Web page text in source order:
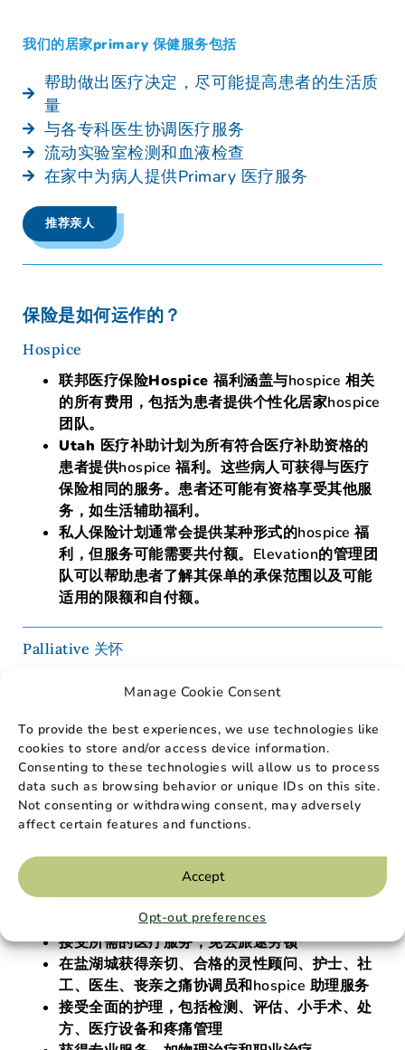
Manage Cookie Consent
To provide the best experiences, we use technologies like
cookies to store and/or access device information.
Consenting to these technologies will allow us to process
data such as browsing behavior or unique IDs on this site.
Not consenting or withdrawing consent, may adversely
affect certain features and functions.
Accept
Opt-out preferences
我们的居家primary 保健服务包括
帮助做出医疗决定，尽可能提高患者的生活质
量
与各专科医生协调医疗服务
流动实验室检测和血液检查
在家中为病人提供Primary 医疗服务
推荐亲人
保险是如何运作的？
Hospice
联邦医疗保险Hospice 福利涵盖与hospice 相关
的所有费用，包括为患者提供个性化居家hospice
团队。
Utah 医疗补助计划为所有符合医疗补助资格的
患者提供hospice 福利。这些病人可获得与医疗
保险相同的服务。患者还可能有资格享受其他服
务，如生活辅助福利。
私人保险计划通常会提供某种形式的hospice 福
利，但服务可能需要共付额。Elevation的管理团
队可以帮助患者了解其保单的承保范围以及可能
适用的限额和自付额。
Palliative 关怀
流动Primary 保健
推荐亲人
我们对您的承诺
家人提供帮助和安慰。我们高素质的专家团队为您提供
全面的医疗、精神和情感护理。我们始终将病人的需求
接受所需的医疗服务，免去旅途劳顿
在盐湖城获得亲切、合格的灵性顾问、护士、社
工、医生、丧亲之痛协调员和hospice 助理服务
接受全面的护理，包括检测、评估、小手术、处
方、医疗设备和疼痛管理